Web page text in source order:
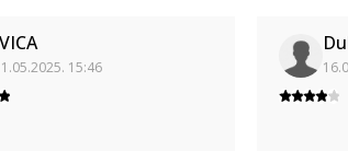
15:46